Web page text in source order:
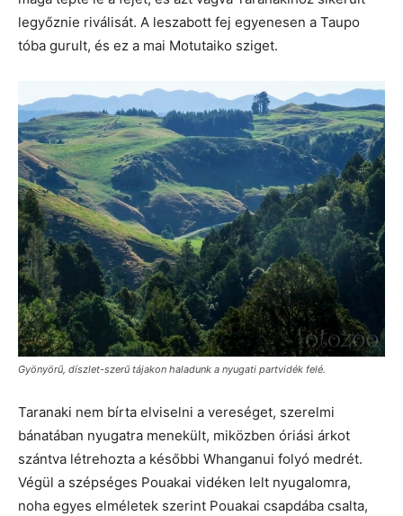
legyőznie riválisát. A leszabott fej egyenesen a Taupo
tóba gurult, és ez a mai Motutaiko sziget.
Gyönyörű, díszlet-szerű tájakon haladunk a nyugati partvidék felé.
Taranaki nem bírta elviselni a vereséget, szerelmi
bánatában nyugatra menekült, miközben óriási árkot
szántva létrehozta a későbbi Whanganui folyó medrét.
Végül a szépséges Pouakai vidéken lelt nyugalomra,
noha egyes elméletek szerint Pouakai csapdába csalta,